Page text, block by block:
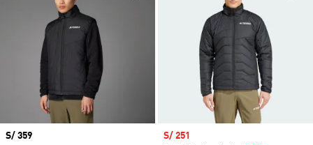
Precio
S/ 359
Precio de venta
S/ 251